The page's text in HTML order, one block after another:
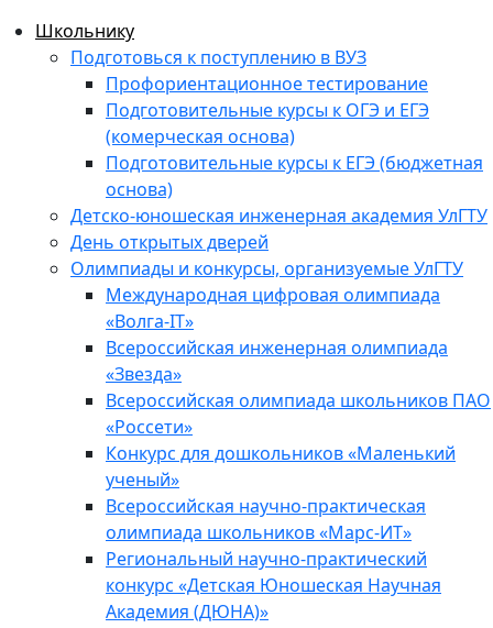
Школьнику
Подготовься к поступлению в ВУЗ
Профориентационное тестирование
Подготовительные курсы к ОГЭ и ЕГЭ
(комерческая основа)
Подготовительные курсы к ЕГЭ (бюджетная
основа)
Детско-юношеская инженерная академия УлГТУ
День открытых дверей
Олимпиады и конкурсы, организуемые УлГТУ
Международная цифровая олимпиада
«Волга-IT»
Всероссийская инженерная олимпиада
«Звезда»
Всероссийская олимпиада школьников ПАО
«Россети»
Конкурс для дошкольников «Маленький
ученый»
Всероссийская научно-практическая
олимпиада школьников «Марс-ИТ»
Региональный научно-практический
конкурс «Детская Юношеская Научная
Академия (ДЮНА)»